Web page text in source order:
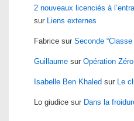
2 nouveaux licenciés à
sur Liens externes
Fabrice sur Seconde
Guillaume sur Opération
Isabelle Ben Khaled sur Le
Lo giudice sur Dans la